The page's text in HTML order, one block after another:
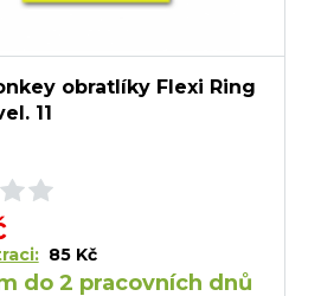
obratlíky Flexi Ring
11
85 Kč
do 2 pracovních dnů